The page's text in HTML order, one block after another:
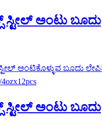
ಸ್ಟೀಲ್ ಅಂಟು ಬೂದು
ಸ್ಟೀಲ್ ಅಂಟು ಬೂದು